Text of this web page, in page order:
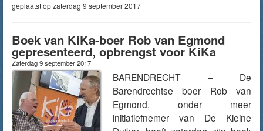
geplaatst op zaterdag 9 september 2017
Boek van KiKa-boer Rob van Egmond
gepresenteerd, opbrengst voor KiKa
Zaterdag 9 september 2017
BARENDRECHT – De
Barendrechtse boer Rob van
Egmond, onder meer
initiatiefnemer van De Kleine